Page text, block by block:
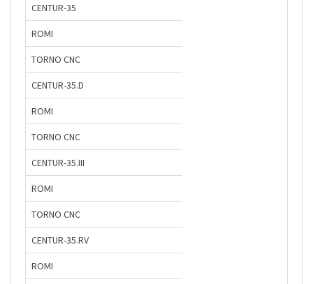
CENTUR-35
ROMI
TORNO CNC
CENTUR-35.D
ROMI
TORNO CNC
CENTUR-35.III
ROMI
TORNO CNC
CENTUR-35.RV
ROMI